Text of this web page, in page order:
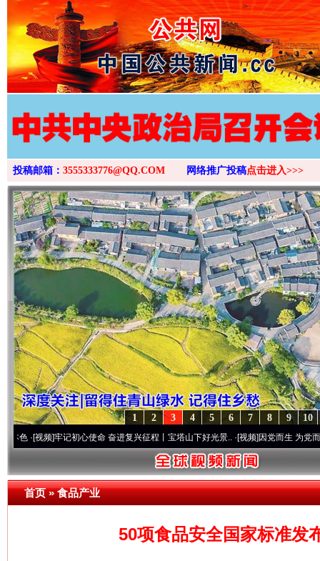
>
投稿邮箱： 3555333776@QQ.COM 网络推广投稿点击进入>>>
10
9
8
7
6
5
4
3
2
1
牢记初心使命 奋进复兴征程丨宝塔山下好光景..·[视频]因党而生 为党而战——百年
首页»食品产业
50项食品安全国家标准发